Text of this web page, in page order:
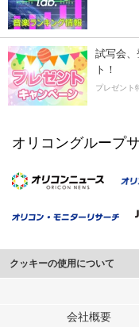
試写会
ト！
プレゼント
オリコングループ
クッキーの使用について
このサイトでは Cookie を使
行っています。会社概要